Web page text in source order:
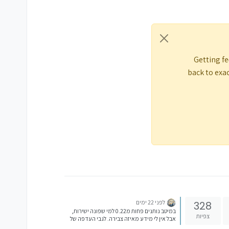
Getting
back to
328
צפיות
לפני 22 ימים
במיטב נותנים פחות מ0.22 למי שפונה ישירות,
אבל אין לי מידע מאיזה צבירה. לגבי העדפה של